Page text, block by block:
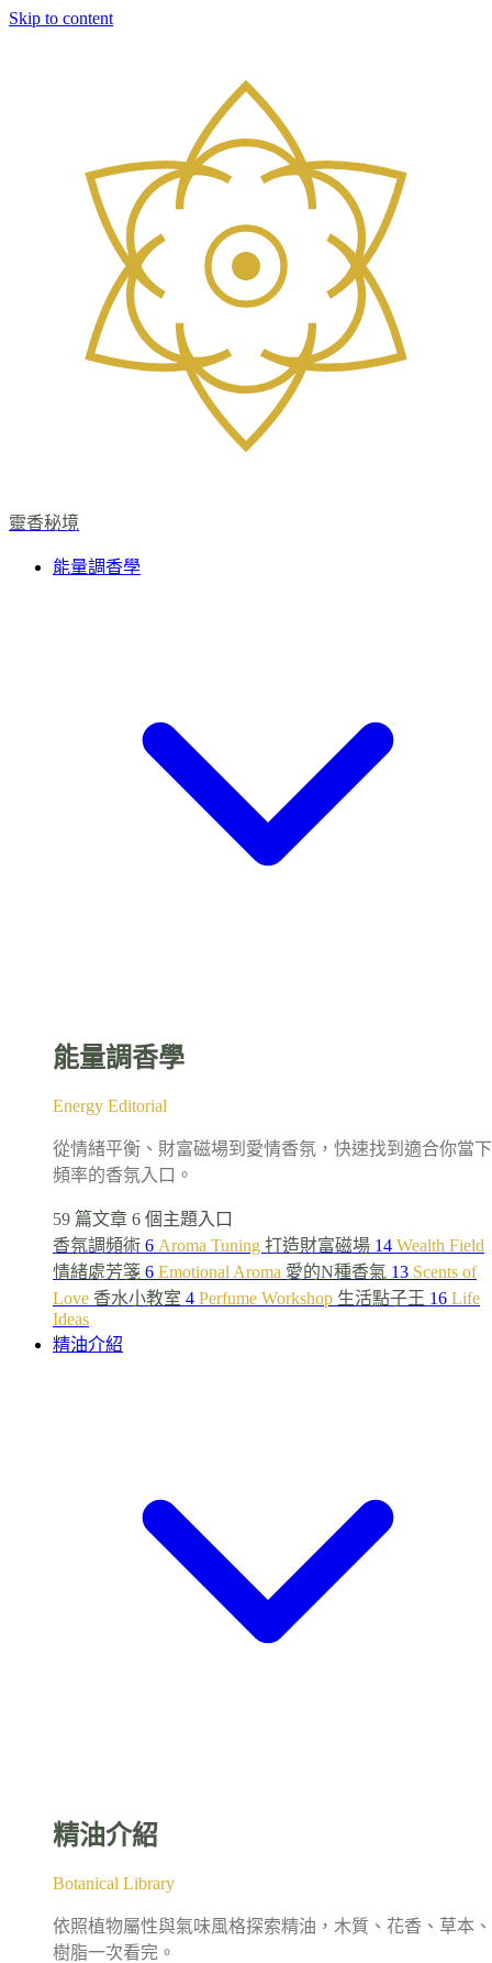
Skip to content
靈香秘境
能量調香學
能量調香學
Energy Editorial
從情緒平衡、財富磁場到愛情香氛，快速找到適合你當下
頻率的香氛入口。
59 篇文章 6 個主題入口
香氛調頻術 6 Aroma Tuning 打造財富磁場 14 Wealth Field
情緒處芳箋 6 Emotional Aroma 愛的N種香氣 13 Scents of
Love 香水小教室 4 Perfume Workshop 生活點子王 16 Life
Ideas
精油介紹
精油介紹
Botanical Library
依照植物屬性與氣味風格探索精油，木質、花香、草本、
樹脂一次看完。